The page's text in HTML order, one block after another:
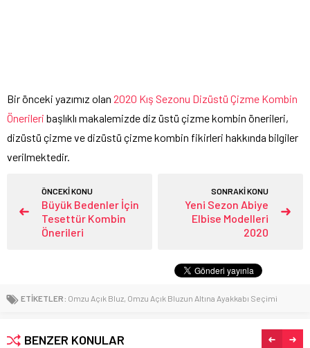
Bir önceki yazımız olan 2020 Kış Sezonu Dizüstü Çizme Kombin
Önerileri başlıklı makalemizde diz üstü çizme kombin önerileri,
dizüstü çizme ve dizüstü çizme kombin fikirleri hakkında bilgiler
verilmektedir.
ÖNCEKİ KONU
Büyük Bedenler İçin
Tesettür Kombin
Önerileri
SONRAKİ KONU
Yeni Sezon Abiye
Elbise Modelleri
2020
ETİKETLER: Omzu Açık Bluz, Omzu Açık Bluzun Altına Ayakkabı Seçimi
BENZER KONULAR